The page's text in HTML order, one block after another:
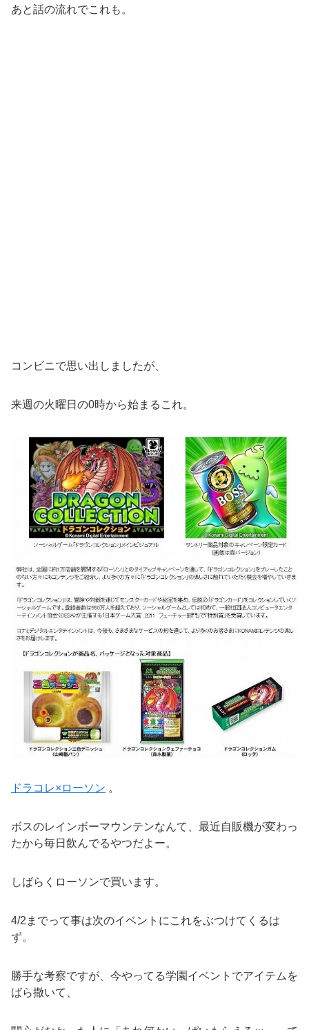
あと話の流れでこれも。
コンビニで思い出しましたが、
来週の火曜日の0時から始まるこれ。
ドラコレ×ローソン 。
ボスのレインボーマウンテンなんて、最近自販機が変わっ
たから毎日飲んでるやつだよー。
しばらくローソンで買います。
4/2までって事は次のイベントにこれをぶつけてくるは
ず。
勝手な考察ですが、今やってる学園イベントでアイテムを
ばら撒いて、